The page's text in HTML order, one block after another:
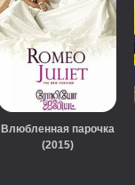
Влюбленная парочка
(2015)